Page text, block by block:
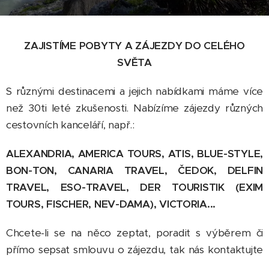
ZAJISTÍME POBYTY A ZÁJEZDY DO CELÉHO
SVĚTA
S různými destinacemi a jejich nabídkami máme více
než 30ti leté zkušenosti. Nabízíme zájezdy různých
cestovních kanceláří, např.:
ALEXANDRIA, AMERICA TOURS, ATIS, BLUE-STYLE,
BON-TON, CANARIA TRAVEL, ČEDOK, DELFIN
TRAVEL, ESO-TRAVEL, DER TOURISTIK (EXIM
TOURS, FISCHER, NEV-DAMA),VICTORIA...
Chcete-li se na něco zeptat, poradit s výběrem či
přímo sepsat smlouvu o zájezdu, tak nás kontaktujte